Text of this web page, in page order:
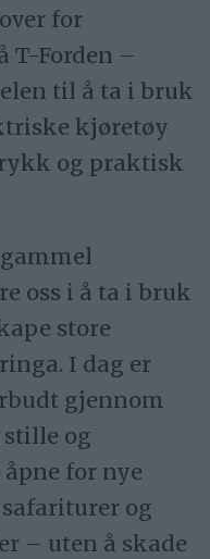
for
T-Forden –
til å ta i bruk
kjøretøy
og praktisk
oss i å ta i bruk
store
I dag er
gjennom
og
for nye
og
– uten å skade